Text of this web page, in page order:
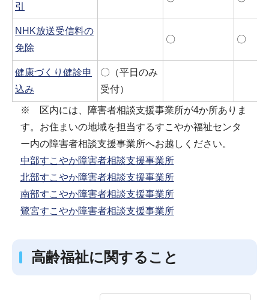
引
NHK放送受信料の
免除
〇 〇
健康づくり健診申
込み
〇（平日のみ
受付）
※ 区内には、障害者相談支援事業所が4か所ありま
す。お住まいの地域を担当するすこやか福祉センタ
ー内の障害者相談支援事業所へお越しください。
中部すこやか障害者相談支援事業所
北部すこやか障害者相談支援事業所
南部すこやか障害者相談支援事業所
鷺宮すこやか障害者相談支援事業所
高齢福祉に関すること